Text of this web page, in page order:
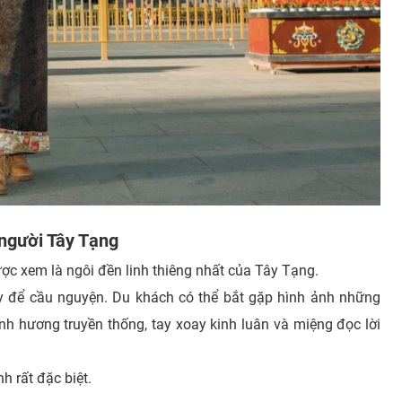
Tây Tạng
xem là ngôi đền linh thiêng nhất của Tây Tạng.
cầu nguyện. Du khách có thể bắt gặp hình ảnh những
hương truyền thống, tay xoay kinh luân và miệng đọc lời
rất đặc biệt.